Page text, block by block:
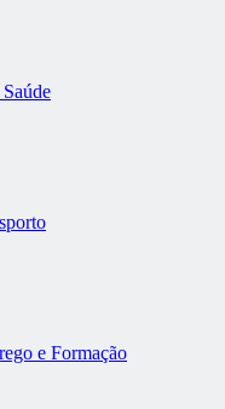
e Formação